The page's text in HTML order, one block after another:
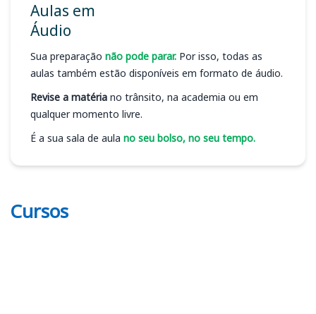
Aulas em
Áudio
Sua preparação não pode parar. Por isso, todas as
aulas também estão disponíveis em formato de áudio.
Revise a matéria no trânsito, na academia ou em
qualquer momento livre.
É a sua sala de aula no seu bolso, no seu tempo.
Cursos